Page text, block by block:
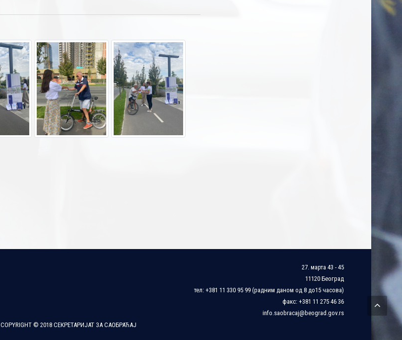
27. марта 43 - 45
11120 Београд
тел: +381 11 330 95 99 (радним даном од 8 до15 часова)
факс: +381 11 275 46 36
info.saobracaj@beograd.gov.rs
COPYRIGHT © 2018 СЕКРЕТАРИЈАТ ЗА САОБРАЋАЈ